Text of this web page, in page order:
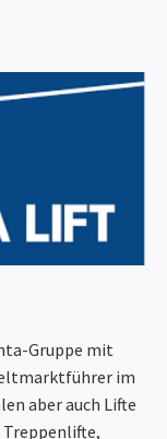
Gruppe mit
im
aber auch Lifte
Treppenlifte,